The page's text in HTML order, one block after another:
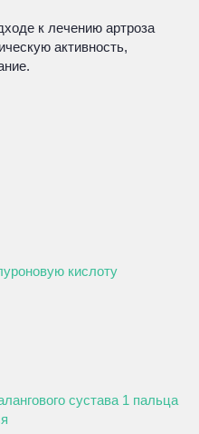
к лечению артроза
активность,
кислоту
сустава 1 пальца